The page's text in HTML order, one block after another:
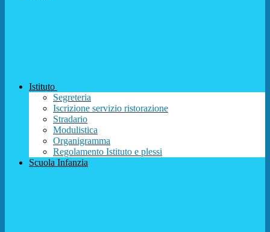
Istituto
Segreteria
Iscrizione servizio ristorazione
Stradario
Modulistica
Organigramma
Regolamento Istituto e plessi
Scuola Infanzia